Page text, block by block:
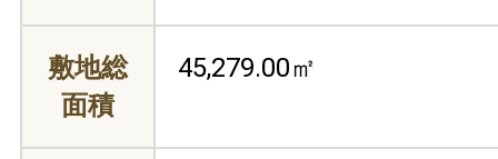
敷地総
面積
45,279.00㎡